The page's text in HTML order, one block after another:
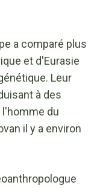
a comparé plus
et d'Eurasie
Leur
à des
du
il y a environ